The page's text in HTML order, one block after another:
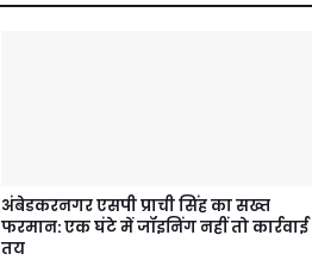
अंबेडकरनगर एसपी प्राची सिंह का सख्त
फरमान: एक घंटे में जॉइनिंग नहीं तो कार्रवाई
तय